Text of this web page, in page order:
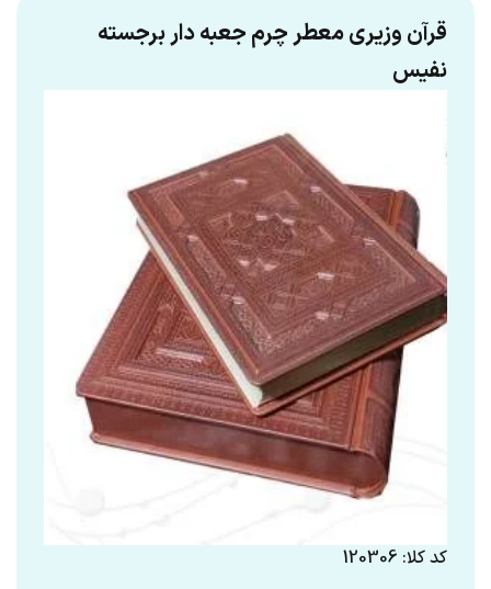
قرآن وزیری معطر چرم جعبه دار برجسته
نفیس
کد کلا: 120306